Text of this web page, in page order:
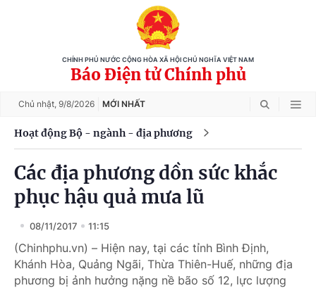
CHÍNH PHỦ NƯỚC CỘNG HÒA XÃ HỘI CHỦ NGHĨA VIỆT NAM
Báo Điện tử Chính phủ
Chủ nhật, 9/8/2026 MỚI NHẤT
Hoạt động Bộ - ngành - địa phương
Các địa phương dồn sức khắc
phục hậu quả mưa lũ
08/11/2017 11:15
(Chinhphu.vn) – Hiện nay, tại các tỉnh Bình Định,
Khánh Hòa, Quảng Ngãi, Thừa Thiên-Huế, những địa
phương bị ảnh hưởng nặng nề bão số 12, lực lượng